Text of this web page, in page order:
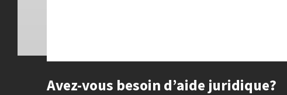
Site footer
Avez-vous besoin d’aide juridique?